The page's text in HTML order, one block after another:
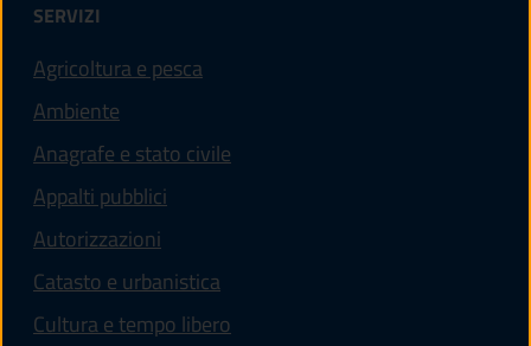
SERVIZI
Agricoltura e pesca
Ambiente
Anagrafe e stato civile
Appalti pubblici
Autorizzazioni
Catasto e urbanistica
Cultura e tempo libero